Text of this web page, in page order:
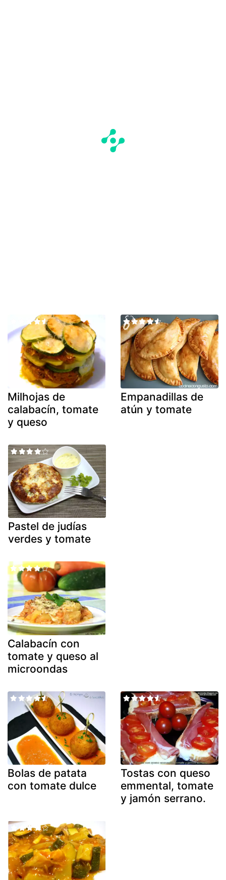
Milhojas de
calabacín, tomate
y queso
Empanadillas de
atún y tomate
Pastel de judías
verdes y tomate
Calabacín con
tomate y queso al
microondas
Bolas de patata
con tomate dulce
Tostas con queso
emmental, tomate
y jamón serrano.